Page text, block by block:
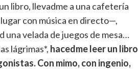
libro, llevadme a una cafetería
con música en directo—,
una velada de juegos de mesa…
lágrimas*, hacedme leer un libro
Con mimo, con ingenio,